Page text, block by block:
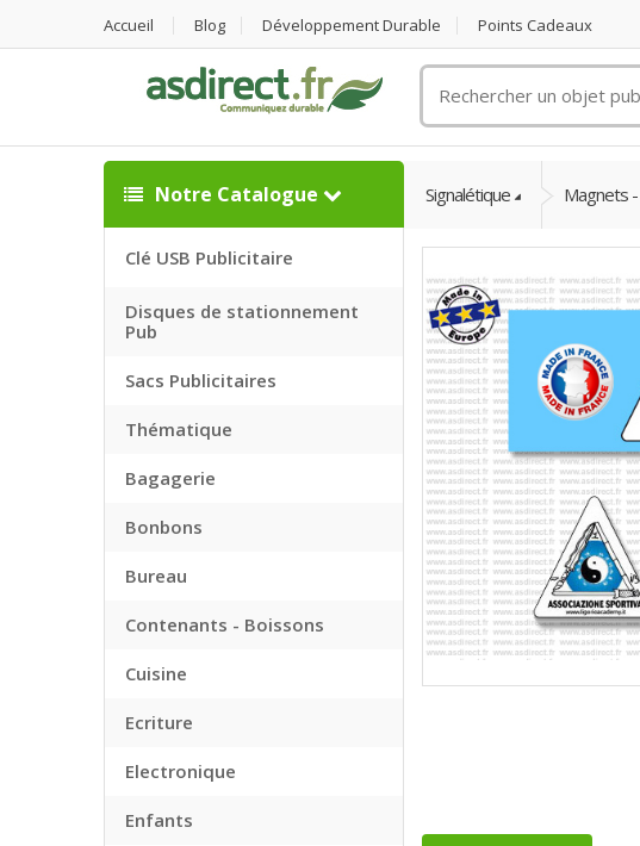
Accueil Blog Développement Durable Points Cadeaux
un
objet
publicitaire
Notre Catalogue
Clé USB Publicitaire
Disques de stationnement
Pub
Sacs Publicitaires
Thématique
Bagagerie
Bonbons
Bureau
Contenants - Boissons
Cuisine
Ecriture
Electronique
Enfants
Signalétique Magnets